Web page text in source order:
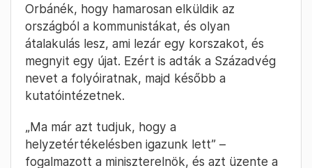
Orbánék, hogy hamarosan elküldik az
országból a kommunistákat, és olyan
átalakulás lesz, ami lezár egy korszakot, és
megnyit egy újat. Ezért is adták a Századvég
nevet a folyóiratnak, majd később a
kutatóintézetnek.
„Ma már azt tudjuk, hogy a
helyzetértékelésben igazunk lett” –
fogalmazott a miniszterelnök, és azt üzente a